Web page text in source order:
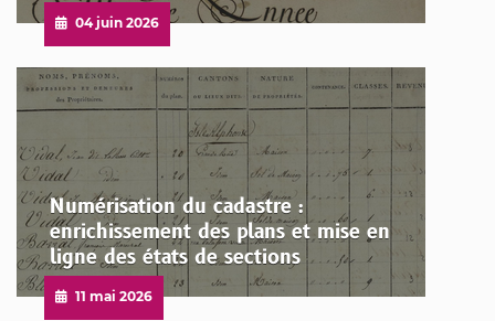
Publié
le
04 juin 2026
Numérisation du cadastre :
enrichissement des plans et mise en
ligne des états de sections
Publié
11 mai 2026